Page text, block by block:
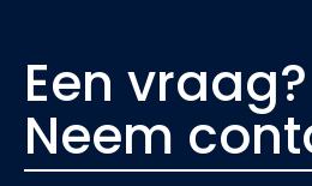
Een vraag?
Neem